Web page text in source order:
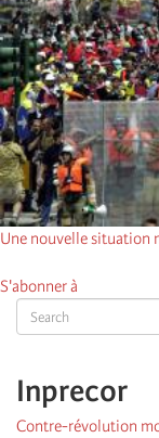
Search
Inprecor
Contre-révolution
Une nouvelle situation
S'abonner à